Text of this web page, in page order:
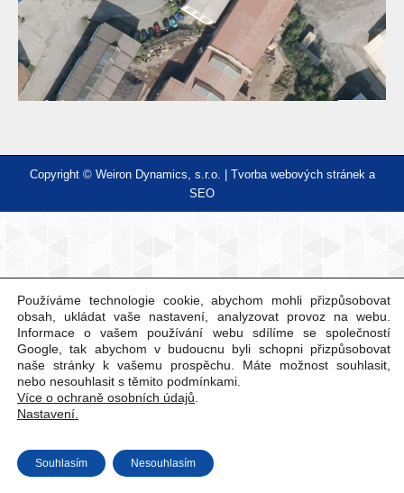
Copyright © Weiron Dynamics, s.r.o. | Tvorba webových stránek a
SEO
Používáme technologie cookie, abychom mohli přizpůsobovat
obsah, ukládat vaše nastavení, analyzovat provoz na webu.
Informace o vašem používání webu sdílíme se společností
Google, tak abychom v budoucnu byli schopni přizpůsobovat
naše stránky k vašemu prospěchu. Máte možnost souhlasit,
nebo nesouhlasit s těmito podmínkami.
Více o ochraně osobních údajů
Nastavení.
Souhlasím Nesouhlasím